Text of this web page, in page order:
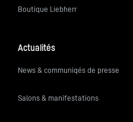
Boutique Liebherr
Actualités
News & communiqés de presse
Salons & manifestations